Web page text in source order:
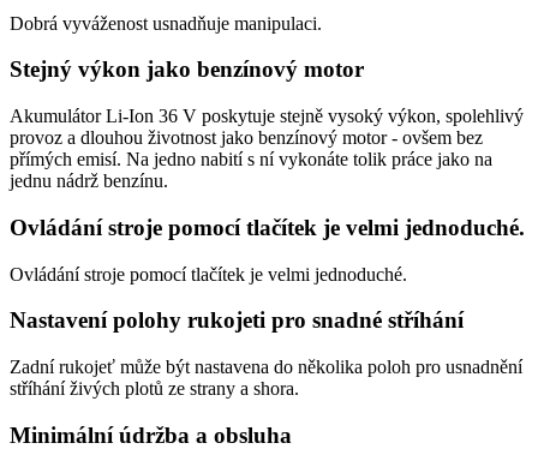
Dobrá vyváženost usnadňuje manipulaci.
Stejný výkon jako benzínový motor
Akumulátor Li-Ion 36 V poskytuje stejně vysoký výkon, spolehlivý
provoz a dlouhou životnost jako benzínový motor - ovšem bez
přímých emisí. Na jedno nabití s ní vykonáte tolik práce jako na
jednu nádrž benzínu.
Ovládání stroje pomocí tlačítek je velmi jednoduché.
Ovládání stroje pomocí tlačítek je velmi jednoduché.
Nastavení polohy rukojeti pro snadné stříhání
Zadní rukojeť může být nastavena do několika poloh pro usnadnění
stříhání živých plotů ze strany a shora.
Minimální údržba a obsluha